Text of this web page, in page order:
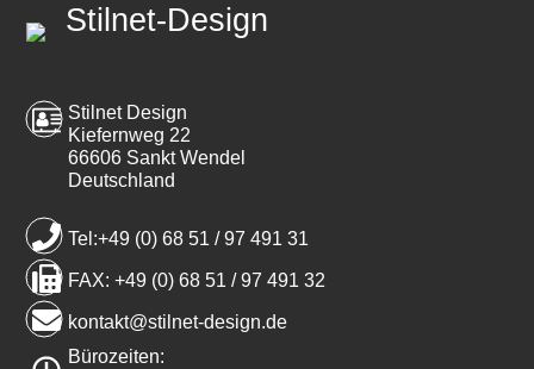
Stilnet-Design
Stilnet Design
Kiefernweg 22
66606 Sankt Wendel
Deutschland
Tel:+49 (0) 68 51 / 97 491 31
FAX: +49 (0) 68 51 / 97 491 32
kontakt@stilnet-design.de
Bürozeiten: